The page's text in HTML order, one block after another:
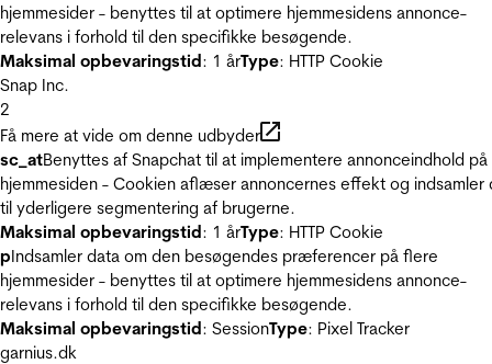
hjemmesider - benyttes til at optimere hjemmesidens annonce-
relevans i forhold til den specifikke besøgende.
Maksimal opbevaringstid: 1 årType: HTTP Cookie
Snap Inc.
2
Få mere at vide om denne udbyder
sc_atBenyttes af Snapchat til at implementere annonceindhold på
hjemmesiden - Cookien aflæser annoncernes effekt og indsamler
til yderligere segmentering af brugerne.
Maksimal opbevaringstid: 1 årType: HTTP Cookie
pIndsamler data om den besøgendes præferencer på flere
hjemmesider - benyttes til at optimere hjemmesidens annonce-
relevans i forhold til den specifikke besøgende.
Maksimal opbevaringstid: SessionType: Pixel Tracker
garnius.dk